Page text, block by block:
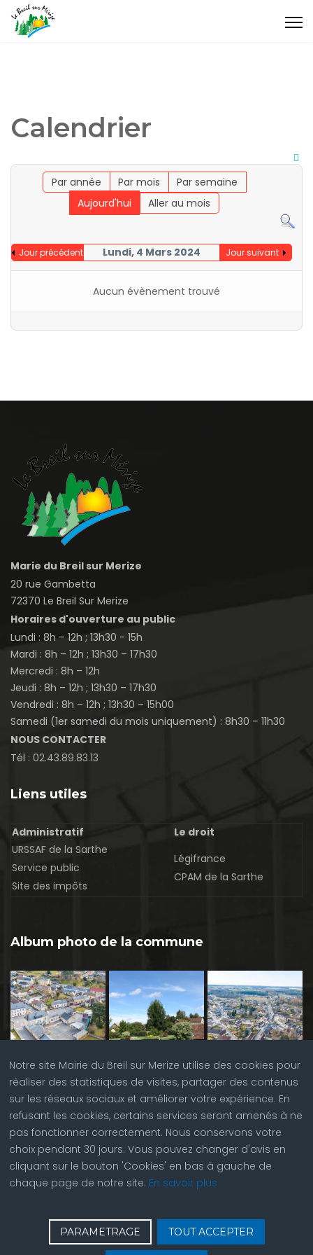
Calendrier
Par année Par mois
Par semaine
Aujourd'hui
Aller au mois
Jour précédent Lundi, 4 Mars 2024 Jour suivant
Aucun évènement trouvé
Marie du Breil sur Merize
20 rue Gambetta
72370 Le Breil Sur Merize
Horaires d'ouverture au public
Lundi : 8h – 12h ; 13h30 - 15h
Mardi : 8h – 12h ; 13h30 – 17h30
Mercredi : 8h – 12h
Jeudi : 8h – 12h ; 13h30 – 17h30
Vendredi : 8h – 12h ; 13h30 – 15h00
Samedi (1er samedi du mois uniquement) : 8h30 – 11h30
NOUS CONTACTER
Tél : 02.43.89.83.13
Notre site Mairie du Breil sur Merize utilise des cookies pour
réaliser des statistiques de visites, partager des contenus
sur les réseaux sociaux et améliorer votre expérience. En
refusant les cookies, certains services seront amenés à ne
pas fonctionner correctement. Nous conservons votre
choix pendant 30 jours. Vous pouvez changer d'avis en
cliquant sur le bouton 'Cookies' en bas à gauche de
chaque page de notre site. En savoir plus
PARAMETRAGE TOUT ACCEPTER
Liens utiles
Administratif
Le droit
URSSAF de la Sarthe
Service public
Site des impôts
Légifrance
CPAM de la Sarthe
Album photo de la commune
Contactez nous | © Copyright 2023 |Plan du site|
Réalisation du site parABC Site Web| Seconnecter| Accès